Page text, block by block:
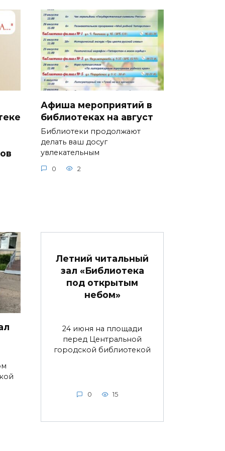
Афиша мероприятий в
библиотеках на август
Библиотеки продолжают
делать ваш досуг
увлекательным
0 2
Летний читальный
зал «Библиотека
под открытым
небом»
24 июня на площади
перед Центральной
городской библиотекой
0 15